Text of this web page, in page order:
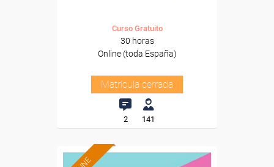
Curso Gratuito
30 horas
Online (toda España)
Matrícula cerrada
2 141